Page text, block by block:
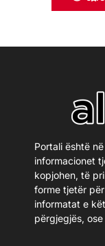
Portali është
informacionet
kopjohen, të
forme tjetër
informatat e
përgjegjës,